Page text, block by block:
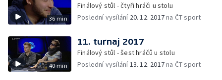
36 min
Finálový stůl - čtyři hráči u stolu
Poslední vysílání 20. 12. 2017na ČT sport
40 min
11. turnaj 2017
Finálový stůl - šest hráčů u stolu
Poslední vysílání13. 12. 2017na ČT sport